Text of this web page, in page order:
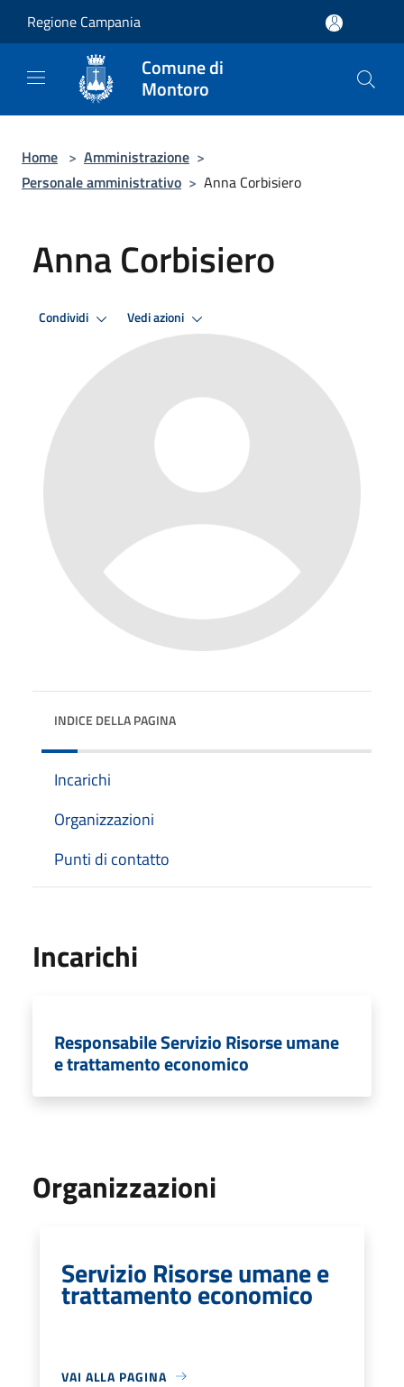
Regione Campania
Comune di
Montoro
Home > Amministrazione >
Personale amministrativo > Anna Corbisiero
Anna Corbisiero
Condividi Vedi azioni
INDICE DELLA PAGINA
Incarichi
Organizzazioni
Punti di contatto
Incarichi
Responsabile Servizio Risorse umane
e trattamento economico
Organizzazioni
Servizio Risorse umane e
trattamento economico
VAI ALLA PAGINA